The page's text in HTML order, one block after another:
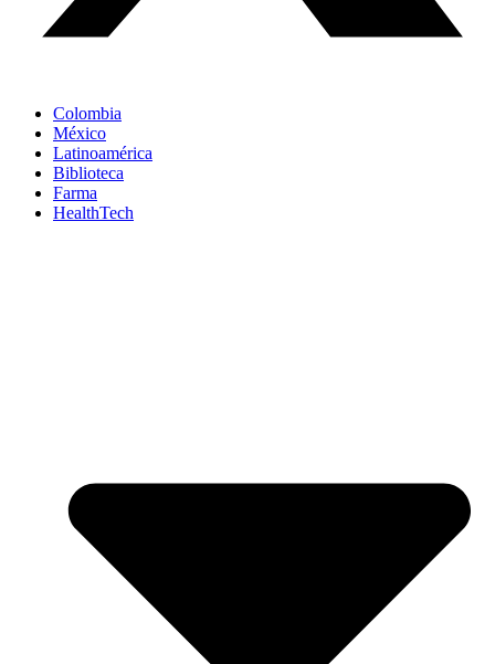
Colombia
México
Latinoamérica
Biblioteca
Farma
HealthTech